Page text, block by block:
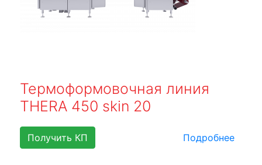
Термоформовочная линия
THERA 450 skin 20
Получить КП Подробнее